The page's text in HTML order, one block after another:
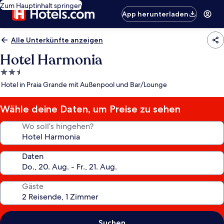
Zum Hauptinhalt springen
App herunterladen
Alle Unterkünfte anzeigen
Hotel Harmonia
2.5-
Sterne-
Hotel in Praia Grande mit Außenpool und Bar/Lounge
Wähle deine Daten, um Preise zu sehen
Wo soll’s hingehen?
Daten
Gäste